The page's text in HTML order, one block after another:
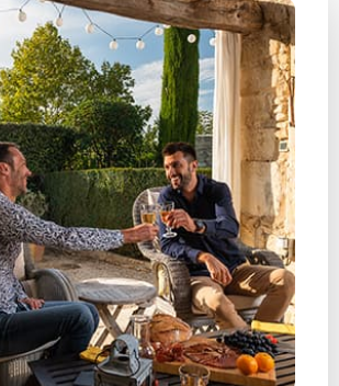
préférences en matière de
sur un de nos
?
répondons sans attendre du
de 8h-12h / 13h-16h
66 03
appel local )